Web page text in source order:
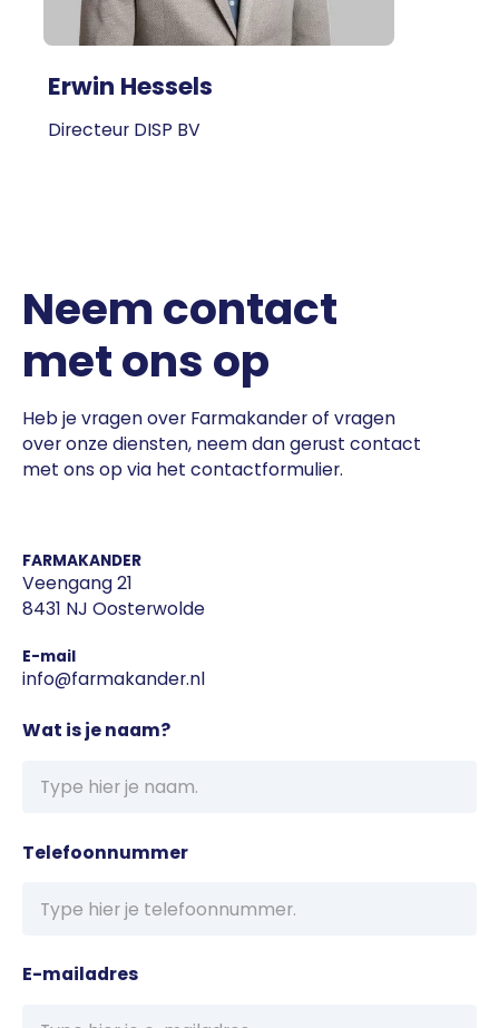
Erwin Hessels
Directeur DISP BV
Neem contact
met ons op
Heb je vragen over Farmakander of vragen
over onze diensten, neem dan gerust contact
met ons op via het contactformulier.
FARMAKANDER
Veengang 21
8431 NJ Oosterwolde
E-mail
info@farmakander.nl
Wat is je naam?
Telefoonnummer
E-mailadres